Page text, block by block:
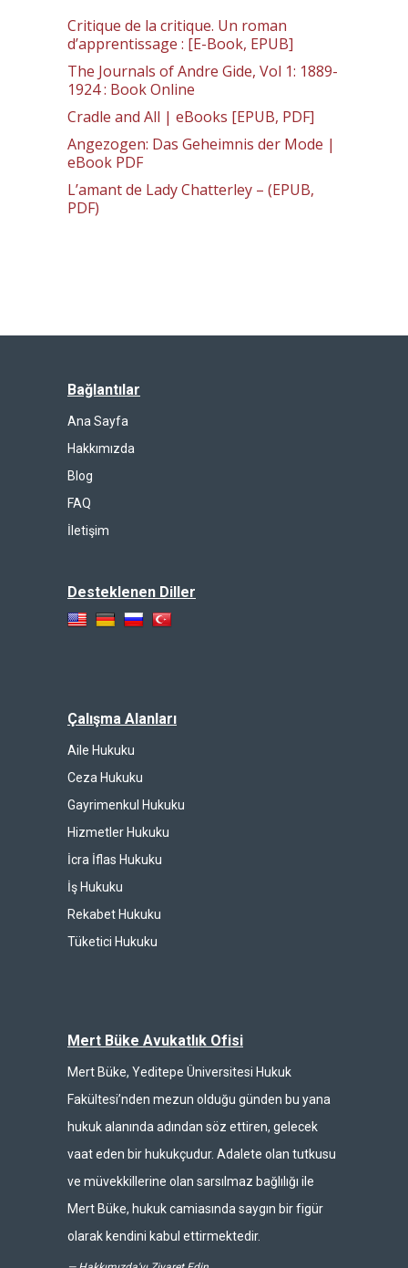
Critique de la critique. Un roman
d’apprentissage : [E-Book, EPUB]
The Journals of Andre Gide, Vol 1: 1889-
1924 : Book Online
Cradle and All | eBooks [EPUB, PDF]
Angezogen: Das Geheimnis der Mode |
eBook PDF
L’amant de Lady Chatterley – (EPUB,
PDF)
Bağlantılar
Ana Sayfa
Hakkımızda
Blog
FAQ
İletişim
Desteklenen Diller
Çalışma Alanları
Aile Hukuku
Ceza Hukuku
Gayrimenkul Hukuku
Hizmetler Hukuku
İcra İflas Hukuku
İş Hukuku
Rekabet Hukuku
Tüketici Hukuku
Mert Büke Avukatlık Ofisi
Mert Büke, Yeditepe Üniversitesi Hukuk
Fakültesi’nden mezun olduğu günden bu yana
hukuk alanında adından söz ettiren, gelecek
vaat eden bir hukukçudur. Adalete olan tutkusu
ve müvekkillerine olan sarsılmaz bağlılığı ile
Mert Büke, hukuk camiasında saygın bir figür
olarak kendini kabul ettirmektedir.